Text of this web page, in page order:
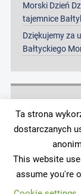
Morski Dzień
tajemnice
Dziękujemy za
Bałtyckiego
Ta strona
dostarczanych
This website
assume you're